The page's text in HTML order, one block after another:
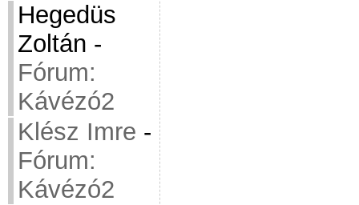
Hegedüs
Zoltán -
Fórum:
Kávézó2
Klész Imre -
Fórum:
Kávézó2